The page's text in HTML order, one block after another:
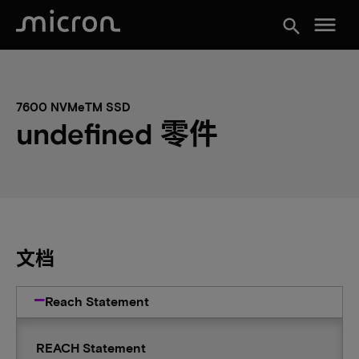
search menu
7600 NVMeTM SSD
undefined 零件
文档
Reach Statement
REACH Statement